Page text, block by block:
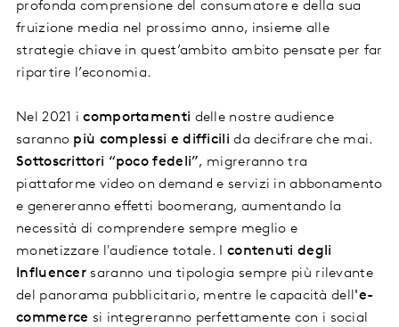
profonda comprensione del consumatore e della sua
fruizione media nel prossimo anno, insieme alle
strategie chiave in quest’ambito ambito pensate per far
ripartire l’economia.
Nel 2021 icomportamenti delle nostre audience
saranno più complessi e difficili da decifrare che mai.
Sottoscrittori “poco fedeli”, migreranno tra
piattaforme video on demand e servizi in abbonamento
e genereranno effetti boomerang, aumentando la
necessità di comprendere sempre meglio e
monetizzare l'audience totale. I contenuti degli
Influencer saranno una tipologia sempre più rilevante
del panorama pubblicitario, mentre le capacità dell'e-
commerce si integreranno perfettamente con i social